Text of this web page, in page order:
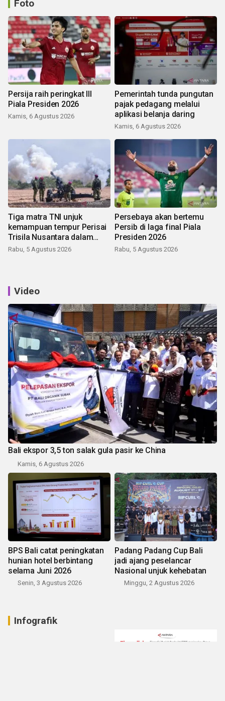
Foto
Persija raih peringkat III
Piala Presiden 2026
Kamis, 6 Agustus 2026
Pemerintah tunda pungutan
pajak pedagang melalui
aplikasi belanja daring
Kamis, 6 Agustus 2026
Tiga matra TNI unjuk
kemampuan tempur Perisai
Trisila Nusantara dalam
latihan di Kepri
Rabu, 5 Agustus 2026
Persebaya akan bertemu
Persib di laga final Piala
Presiden 2026
Rabu, 5 Agustus 2026
Video
Bali ekspor 3,5 ton salak gula pasir ke China
Kamis, 6 Agustus 2026
BPS Bali catat peningkatan
hunian hotel berbintang
selama Juni 2026
Senin, 3 Agustus 2026
Padang Padang Cup Bali
jadi ajang peselancar
Nasional unjuk kehebatan
Minggu, 2 Agustus 2026
Infografik